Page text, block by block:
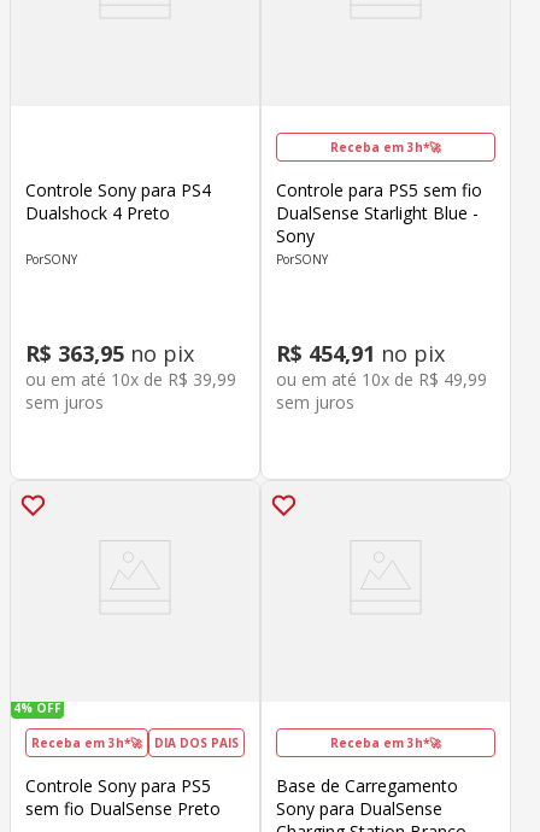
Controle Sony para PS4
Dualshock 4 Preto
SONY
R$ 363,95 no pix
ou em até 10x de R$ 39,99
sem juros
Receba em 3h*🚀
Controle para PS5 sem fio
DualSense Starlight Blue -
Sony
SONY
R$ 454,91 no pix
ou em até 10x de R$ 49,99
sem juros
4% OFF
Receba em 3h*🚀 DIA DOS PAIS
Controle Sony para PS5
sem fio DualSense Preto
Receba em 3h*🚀
Base de Carregamento
Sony para DualSense